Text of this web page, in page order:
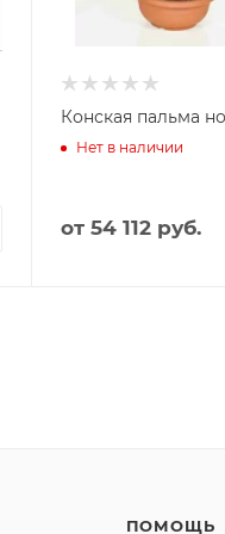
Конская пальма
Нет в наличии
от54 112 руб.
ПОМОЩЬ